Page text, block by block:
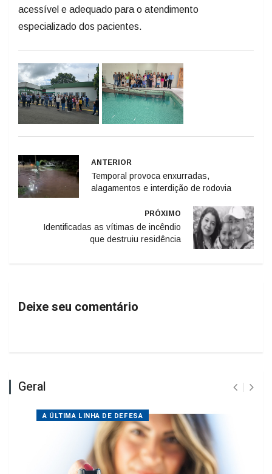
especializado dos pacientes.
alagamentos e interdição de rodovia
PRÓXIMO
que destruiu residência